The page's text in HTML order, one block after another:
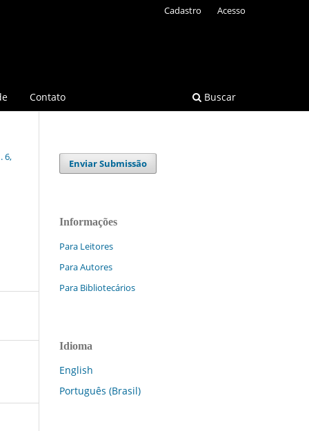
Contato Buscar
Cadastro Acesso
6,
Enviar Submissão
Informações
Para Leitores
Para Autores
Para Bibliotecários
Idioma
English
Português (Brasil)